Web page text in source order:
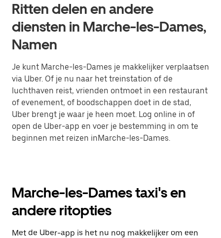
Ritten delen en andere
diensten in Marche-les-Dames,
Namen
Je kunt Marche-les-Dames je makkelijker verplaatsen
via Uber. Of je nu naar het treinstation of de
luchthaven reist, vrienden ontmoet in een restaurant
of evenement, of boodschappen doet in de stad,
Uber brengt je waar je heen moet. Log online in of
open de Uber-app en voer je bestemming in om te
beginnen met reizen inMarche-les-Dames.
Marche-les-Dames taxi's en
andere ritopties
Met de Uber-app is het nu nog makkelijker om een